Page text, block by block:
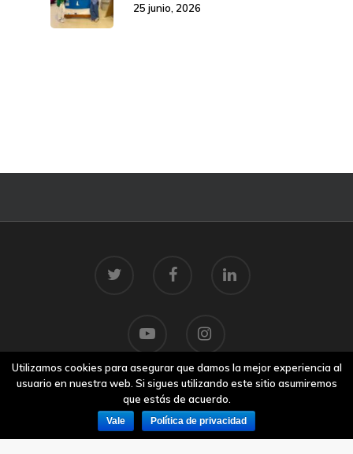
25 junio, 2026
© 2026 Centro Tecnolóxico do Mar.
Aviso legal
Utilizamos cookies para asegurar que damos la mejor experiencia al
usuario en nuestra web. Si sigues utilizando este sitio asumiremos
que estás de acuerdo.
Vale Política de privacidad